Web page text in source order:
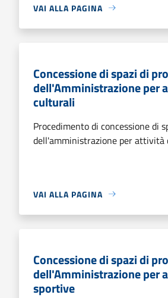
VAI ALLA PAGINA
Concessione di spazi di
dell'Amministrazione per
culturali
Procedimento di concessione di
dell'amministrazione per attività
VAI ALLA PAGINA
Concessione di spazi di
dell'Amministrazione per
sportive